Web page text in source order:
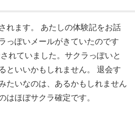
れます。 あたしの体験記をお話
っぽいメールがきていたのです
れていました。サクラっぽいと
といいかもしれません。 退会す
たいなのは、あるかもしれません
はほぼサクラ確定です。